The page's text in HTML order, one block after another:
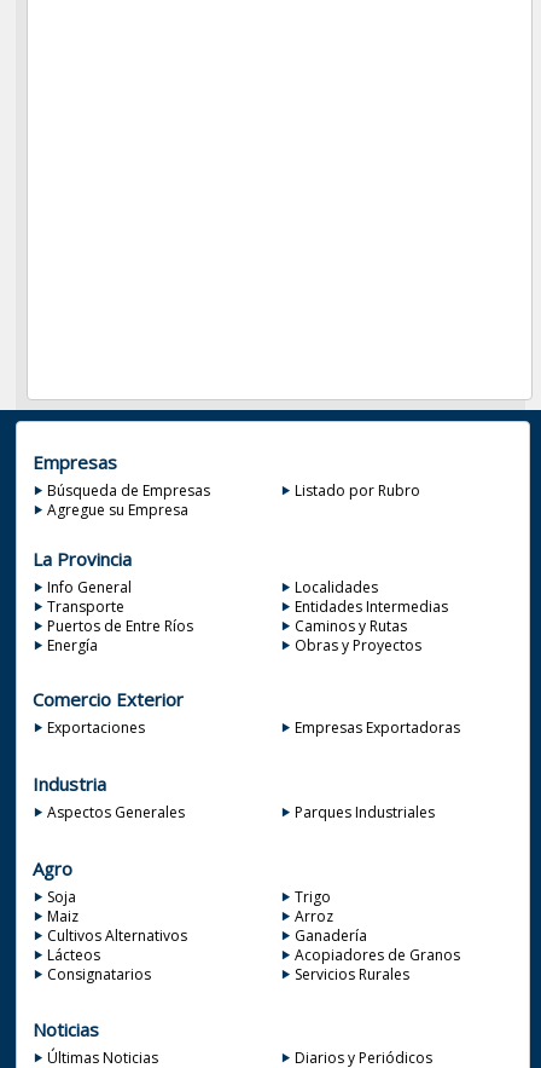
Empresas
Búsqueda de Empresas
Listado por Rubro
Agregue su Empresa
La Provincia
Info General
Localidades
Transporte
Entidades Intermedias
Puertos de Entre Ríos
Caminos y Rutas
Energía
Obras y Proyectos
Comercio Exterior
Exportaciones Empresas Exportadoras
Industria
Aspectos Generales Parques Industriales
Agro
Soja
Trigo
Maiz
Arroz
Cultivos Alternativos
Ganadería
Lácteos
Acopiadores de Granos
Consignatarios
Servicios Rurales
Noticias
Últimas Noticias
Diarios y Periódicos